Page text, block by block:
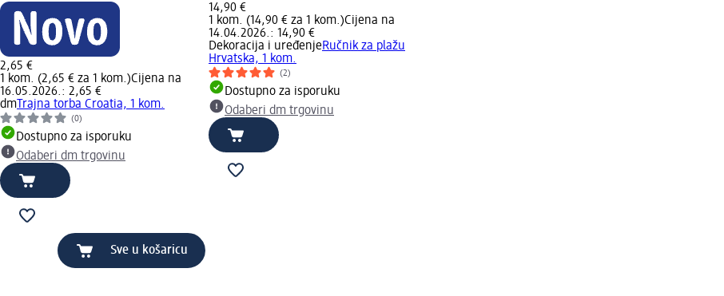
2,65 €
1 kom. (2,65 € za 1 kom.)Cijena na
16.05.2026.: 2,65 €
dmTrajna torba Croatia, 1 kom.
(0)
Dostupno za isporuku
Odaberi dm trgovinu
14,90 €
1 kom. (14,90 € za 1 kom.)Cijena na
14.04.2026.: 14,90 €
Dekoracija i uređenjeRučnik za plažu
Hrvatska, 1 kom.
(2)
Dostupno za isporuku
Odaberi dm trgovinu
Sve u košaricu